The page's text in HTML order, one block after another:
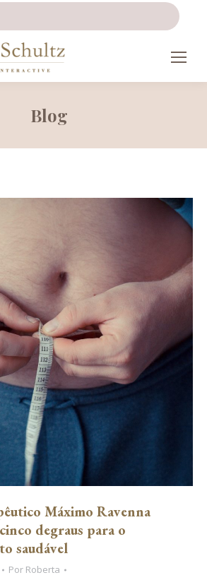
Blog
Máximo Ravenna
degraus para o
saudável
Por Roberta